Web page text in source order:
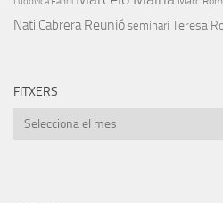
Nati Cabrera Reunió seminari Teresa
FITXERS
Fitxers